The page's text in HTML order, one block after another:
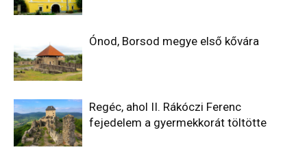
Ónod, Borsod megye első kővára
Regéc, ahol II. Rákóczi Ferenc
fejedelem a gyermekkorát töltötte